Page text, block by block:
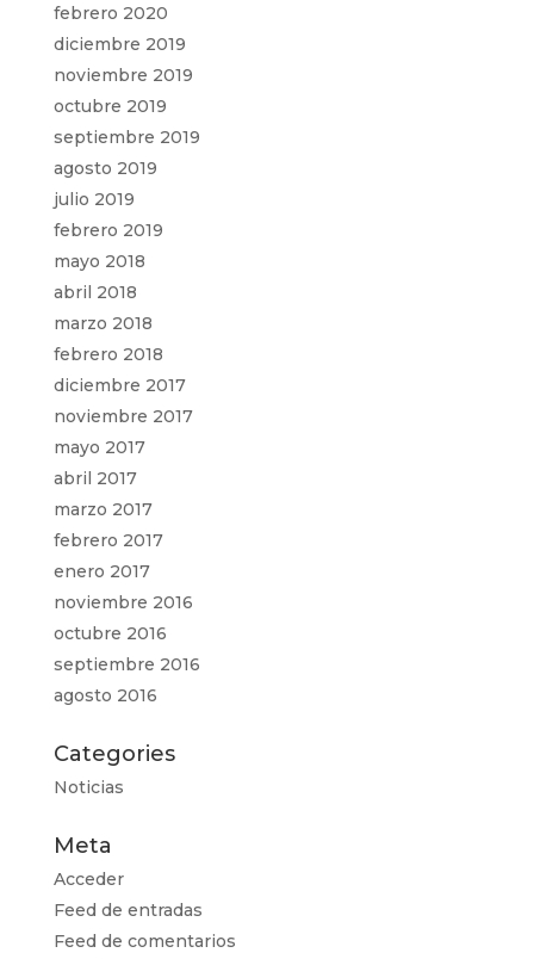
febrero 2020
diciembre 2019
noviembre 2019
octubre 2019
septiembre 2019
agosto 2019
julio 2019
febrero 2019
mayo 2018
abril 2018
marzo 2018
febrero 2018
diciembre 2017
noviembre 2017
mayo 2017
abril 2017
marzo 2017
febrero 2017
enero 2017
noviembre 2016
octubre 2016
septiembre 2016
agosto 2016
Categories
Noticias
Meta
Acceder
Feed de entradas
Feed de comentarios